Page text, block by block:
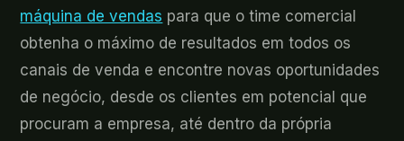
máquina de vendas para que o time comercial
obtenha o máximo de resultados em todos os
canais de venda e encontre novas oportunidades
de negócio, desde os clientes em potencial que
procuram a empresa, até dentro da própria